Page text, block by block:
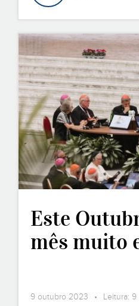
Este
mês muito
9 outubro 2023 • Leitura: 9